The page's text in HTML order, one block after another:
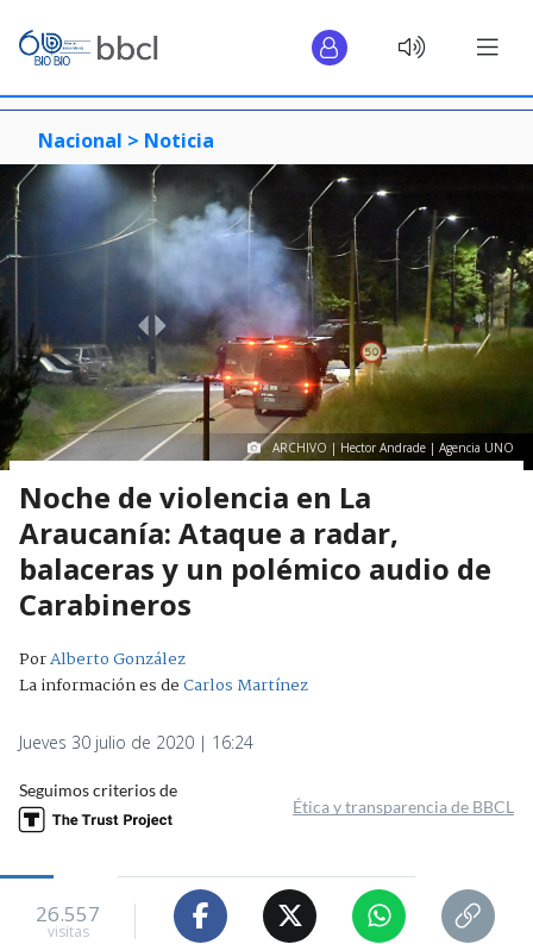
Nacional > Noticia
ARCHIVO | Hector Andrade | Agencia UNO
Noche de violencia en La
Araucanía: Ataque a radar,
balaceras y un polémico audio de
Carabineros
PorAlberto González
La información es deCarlos Martínez
Jueves 30 julio de 2020 | 16:24
Seguimos criterios de
Ética y transparencia de BBCL
26.557
visitas